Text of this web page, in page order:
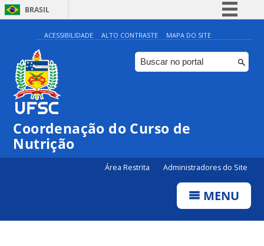
BRASIL
Simplifique!
Comunica BR
Participe
Canais
ACESSIBILIDADE ALTO CONTRASTE MAPA DO SITE
Coordenação do Curso de
Nutrição
Área Restrita Administradores do Site
MENU